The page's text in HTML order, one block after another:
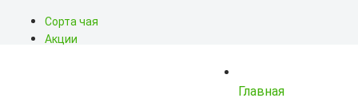
Сорта чая
Акции
Главная